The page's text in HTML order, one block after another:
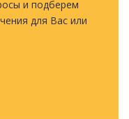
и подберем
для Вас или